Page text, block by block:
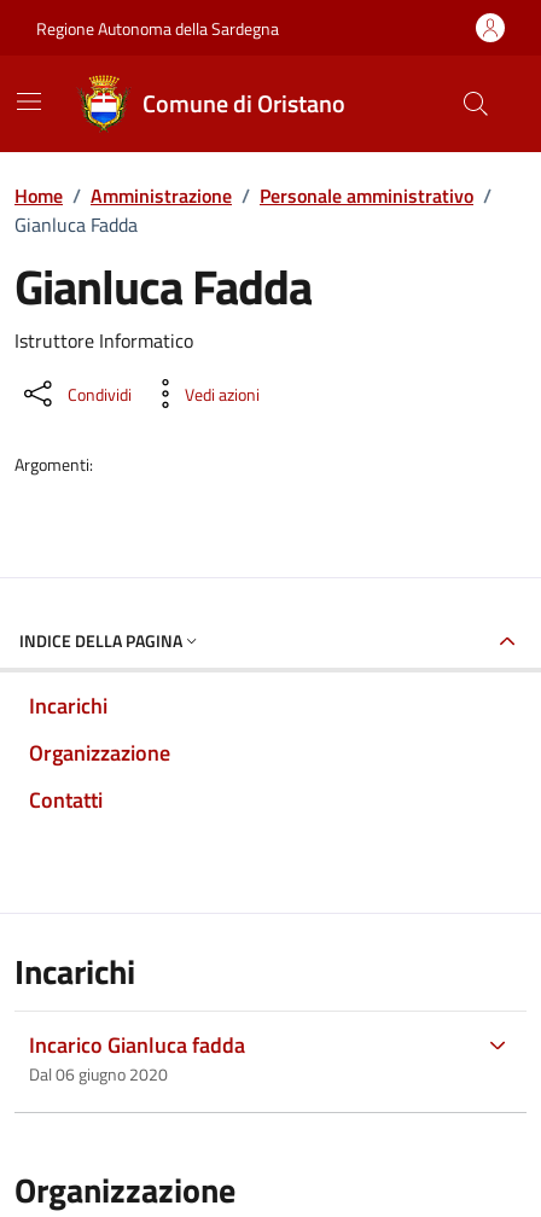
Regione Autonoma della Sardegna
Comune di Oristano
Home / Amministrazione / Personale amministrativo /
Gianluca Fadda
Gianluca Fadda
Dettaglio della persona
Istruttore Informatico
Condividi Vedi azioni
Argomenti:
INDICE DELLA PAGINA
Incarichi
Organizzazione
Contatti
Incarichi
Incarico Gianluca fadda
Dal 06 giugno 2020
Organizzazione